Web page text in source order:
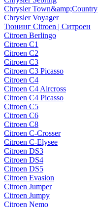
Chrysler Town&amp;Country
Chrysler Voyager
Тюнинг Citroen | Ситроен
Citroen Berlingo
Citroen C1
Citroen C2
Citroen C3
Citroen C3 Picasso
Citroen C4
Citroen C4 Aircross
Citroen C4 Picasso
Citroen C5
Citroen C6
Citroen C8
Citroen C-Crosser
Citroen C-Elysee
Citroen DS3
Citroen DS4
Citroen DS5
Citroen Evasion
Citroen Jumper
Citroen Jumpy
Citroen Nemo